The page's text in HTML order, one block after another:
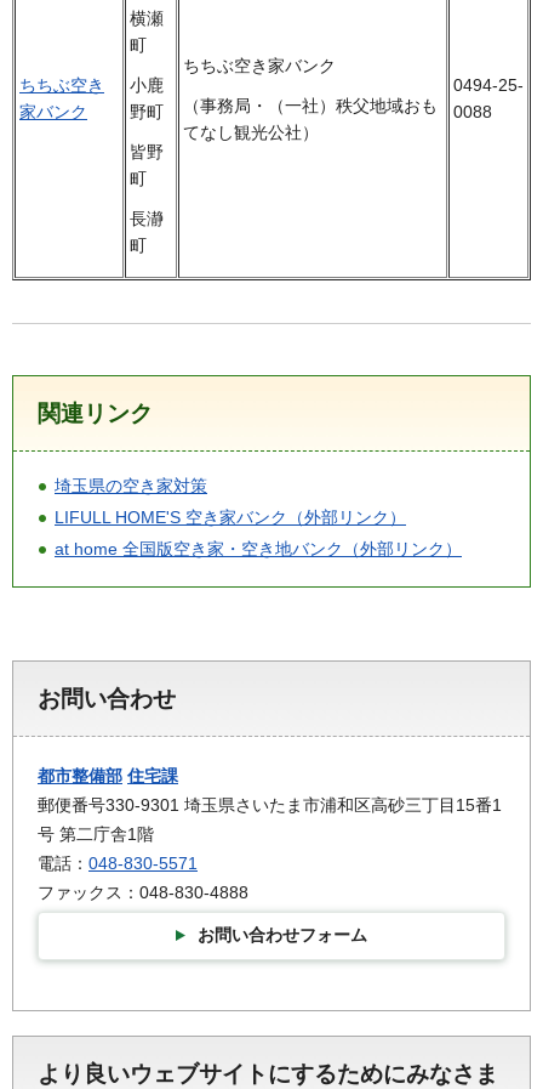
ちちぶ空き
家バンク
横瀬
町
小鹿
野町
皆野
町
長瀞
町
ちちぶ空き家バンク
（事務局・（一社）秩父地域おも
てなし観光公社）
0494-25-
0088
関連リンク
埼玉県の空き家対策
LIFULL HOME'S 空き家バンク（外部リンク）
at home 全国版空き家・空き地バンク（外部リンク）
お問い合わせ
都市整備部 住宅課
郵便番号330-9301 埼玉県さいたま市浦和区高砂三丁目15番1
号 第二庁舎1階
電話： 048-830-5571
ファックス：048-830-4888
お問い合わせフォーム
より良いウェブサイトにするためにみなさま